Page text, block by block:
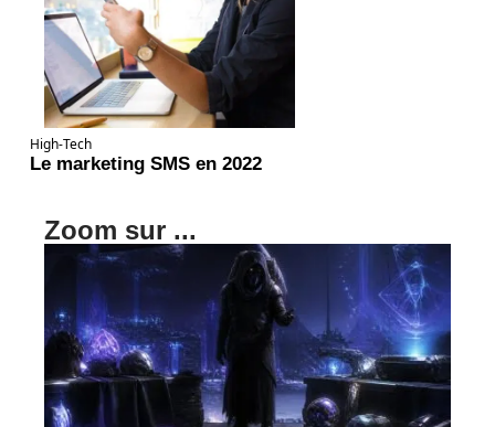
High-Tech
Le marketing SMS en 2022
Zoom sur ...